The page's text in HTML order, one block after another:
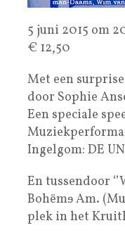
5 juni 2015 om
€ 12,50
Met een
door Sophie
Een speciale
Ingelgom: DE
En tussendoor
Bohëmɘ Am.
plek in het